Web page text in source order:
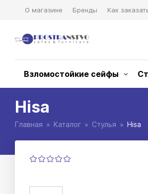
О магазине Бренды Как
Взломостойкие сейфы
Hisa
Главная Каталог Стулья Hisa